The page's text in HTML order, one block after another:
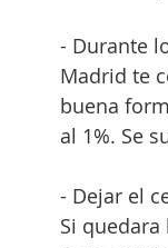
- Durante
Madrid te
buena
al 1%. Se
- Dejar el
Si